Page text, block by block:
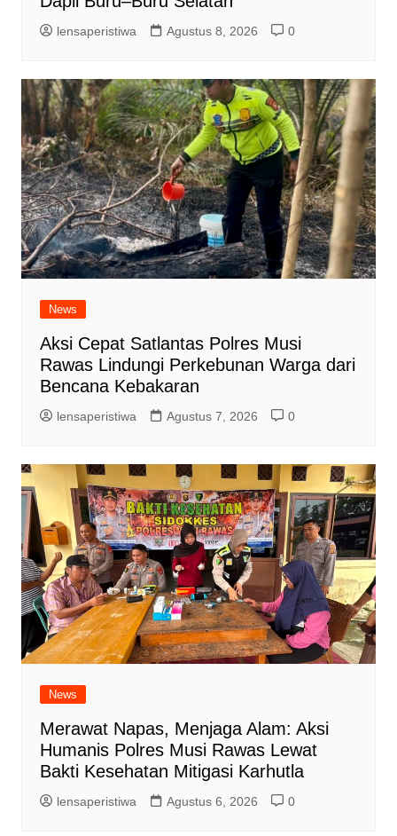
lensaperistiwa Agustus 8, 2026 0
News
Aksi Cepat Satlantas Polres Musi
Rawas Lindungi Perkebunan Warga dari
Bencana Kebakaran
lensaperistiwa Agustus 7, 2026 0
News
Merawat Napas, Menjaga Alam: Aksi
Humanis Polres Musi Rawas Lewat
Bakti Kesehatan Mitigasi Karhutla
lensaperistiwa Agustus 6, 2026 0